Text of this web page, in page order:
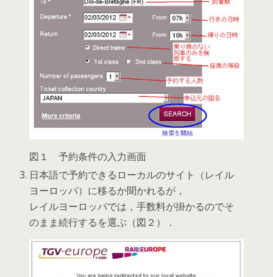
図１ 予約条件の入力画面
日本語で予約できるローカルのサイト（レイル
ヨーロッパ）に移るか聞かれるが，
レイルヨーロッパでは，手数料が掛かるのでそ
のまま続行するを選ぶ（図２）．